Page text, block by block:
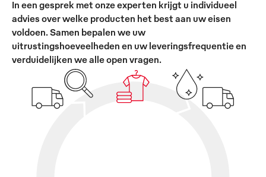
In een gesprek met onze experten krijgt u individueel
advies over welke producten het best aan uw eisen
voldoen. Samen bepalen we uw
uitrustingshoeveelheden en uw leveringsfrequentie en
verduidelijken we alle open vragen.